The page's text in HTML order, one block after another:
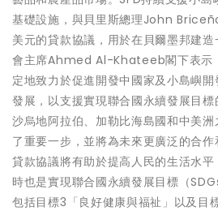
基礎設施，與貝里斯總理John
美元的貸款協議，用於在貝爾墨邦建
會主席Ahmed Al-Khateeb閣下表示
定地致力於促進開發中國家及小島嶼
發展，以支援實現聯合國永續發展目
沙烏地阿拉伯、加勒比海島國和中美
了重要一步，並將為未來更廣泛的合作
貸款協議將有助於提高人民的生活水
時也是實現聯合國永續發展目標（
包括目標3「良好健康與福祉」以及目